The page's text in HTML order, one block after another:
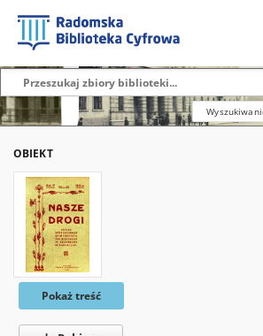
OBIEKT
Pokaż treść